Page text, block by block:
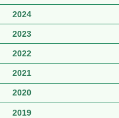
2024
2023
2022
2021
2020
2019